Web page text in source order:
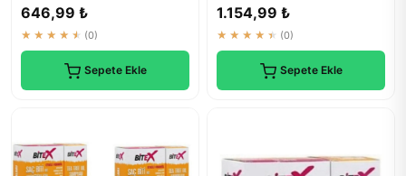
646,99 ₺
★★★★★ (0)
Sepete Ekle
1.154,99 ₺
★★★★★ (0)
Sepete Ekle